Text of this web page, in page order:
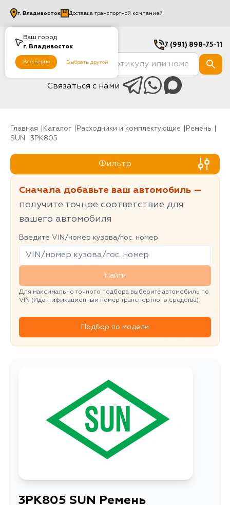
Ваш город
г. Владивосток
Все верно Выбрать другой
г. Владивосток Доставка транспортной компанией
7 (991) 898-75-11
Связаться с нами
Главная Каталог Расходники и комплектующие
Ремень
SUN
3PK805
Фильтр
Сначала добавьте ваш автомобиль —
получите точное соответствие для
вашего автомобиля
Введите VIN/номер кузова/гос. номер
Найти
Для максимально точного подбора выберите автомобиль по
VIN (Идентификационный номер транспортного средства).
Подбор по модели
3PK805 SUN Ремень